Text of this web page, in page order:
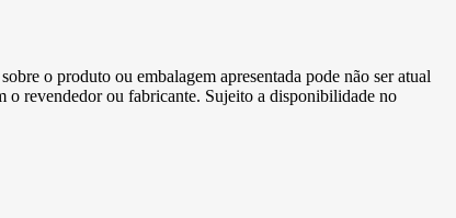
o produto ou embalagem apresentada pode não ser atual
o revendedor ou fabricante. Sujeito a disponibilidade no